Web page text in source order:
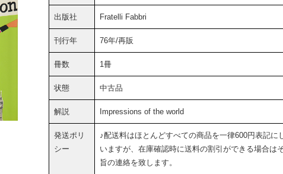
出版社 Fratelli Fabbri
刊行年 76年/再販
冊数 1冊
状態 中古品
解説 Impressions of the world
発送ポリ
シー
♪配送料はほとんどすべての商品を一律600円表記に
いますが、在庫確認時に送料の割引ができる場合は
旨の連絡を致します。